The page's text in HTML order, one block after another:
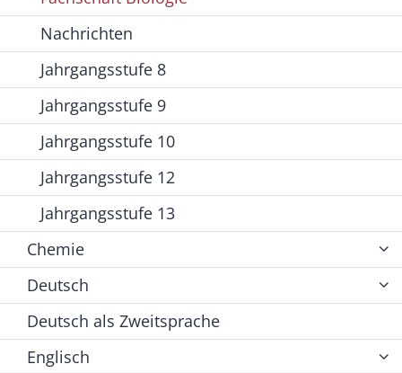
Nachrichten
Jahrgangsstufe 8
Jahrgangsstufe 9
Jahrgangsstufe 10
Jahrgangsstufe 12
Jahrgangsstufe 13
Chemie
Deutsch
Deutsch als Zweitsprache
Englisch